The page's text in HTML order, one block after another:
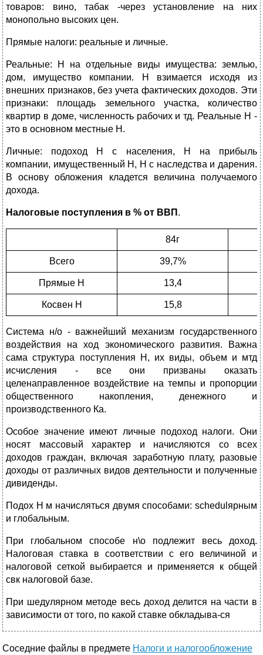
товаров: вино, табак -через установление на них
монопольно высоких цен.
Прямые налоги: реальные и личные.
Реальные: Н на отдельные виды имущества: землью,
дом, имущество компании. Н взимается исходя из
внешних признаков, без учета фактических доходов. Эти
признаки: площадь земельного участка, количество
квартир в доме, численность рабочих и тд. Реальные Н -
это в основном местные Н.
Личные: подоход Н с населения, Н на прибыль
компании, имущественный Н, Н с наследства и дарения.
В основу обложения кладется величина получаемого
дохода.
Налоговые поступления в % от ВВП .
84г
Всего 39,7%
Прямые Н 13,4
Косвен Н 15,8
Система н/о - важнейший механизм государственного
воздействия на ход экономического развития. Важна
сама структура поступления Н, их виды, объем и мтд
исчисления - все они призваны оказать
целенаправленное воздействие на темпы и пропорции
общественного накопления, денежного и
производственного Ка.
Особое значение имеют личные подоход налоги. Они
носят массовый характер и начисляются со всех
доходов граждан, включая заработную плату, разовые
доходы от различных видов деятельности и полученные
дивиденды.
Подох Н м начисляться двумя способами: schedulярным
и глобальным.
При глобальном способе н\о подлежит весь доход.
Налоговая ставка в соответствии с его величиной и
налоговой сеткой выбирается и применяется к общей
свк налоговой базе.
При шедулярном методе весь доход делится на части в
зависимости от того, по какой ставке обкладыва-ся
Соседние файлы в предмете Налоги и налогообложение